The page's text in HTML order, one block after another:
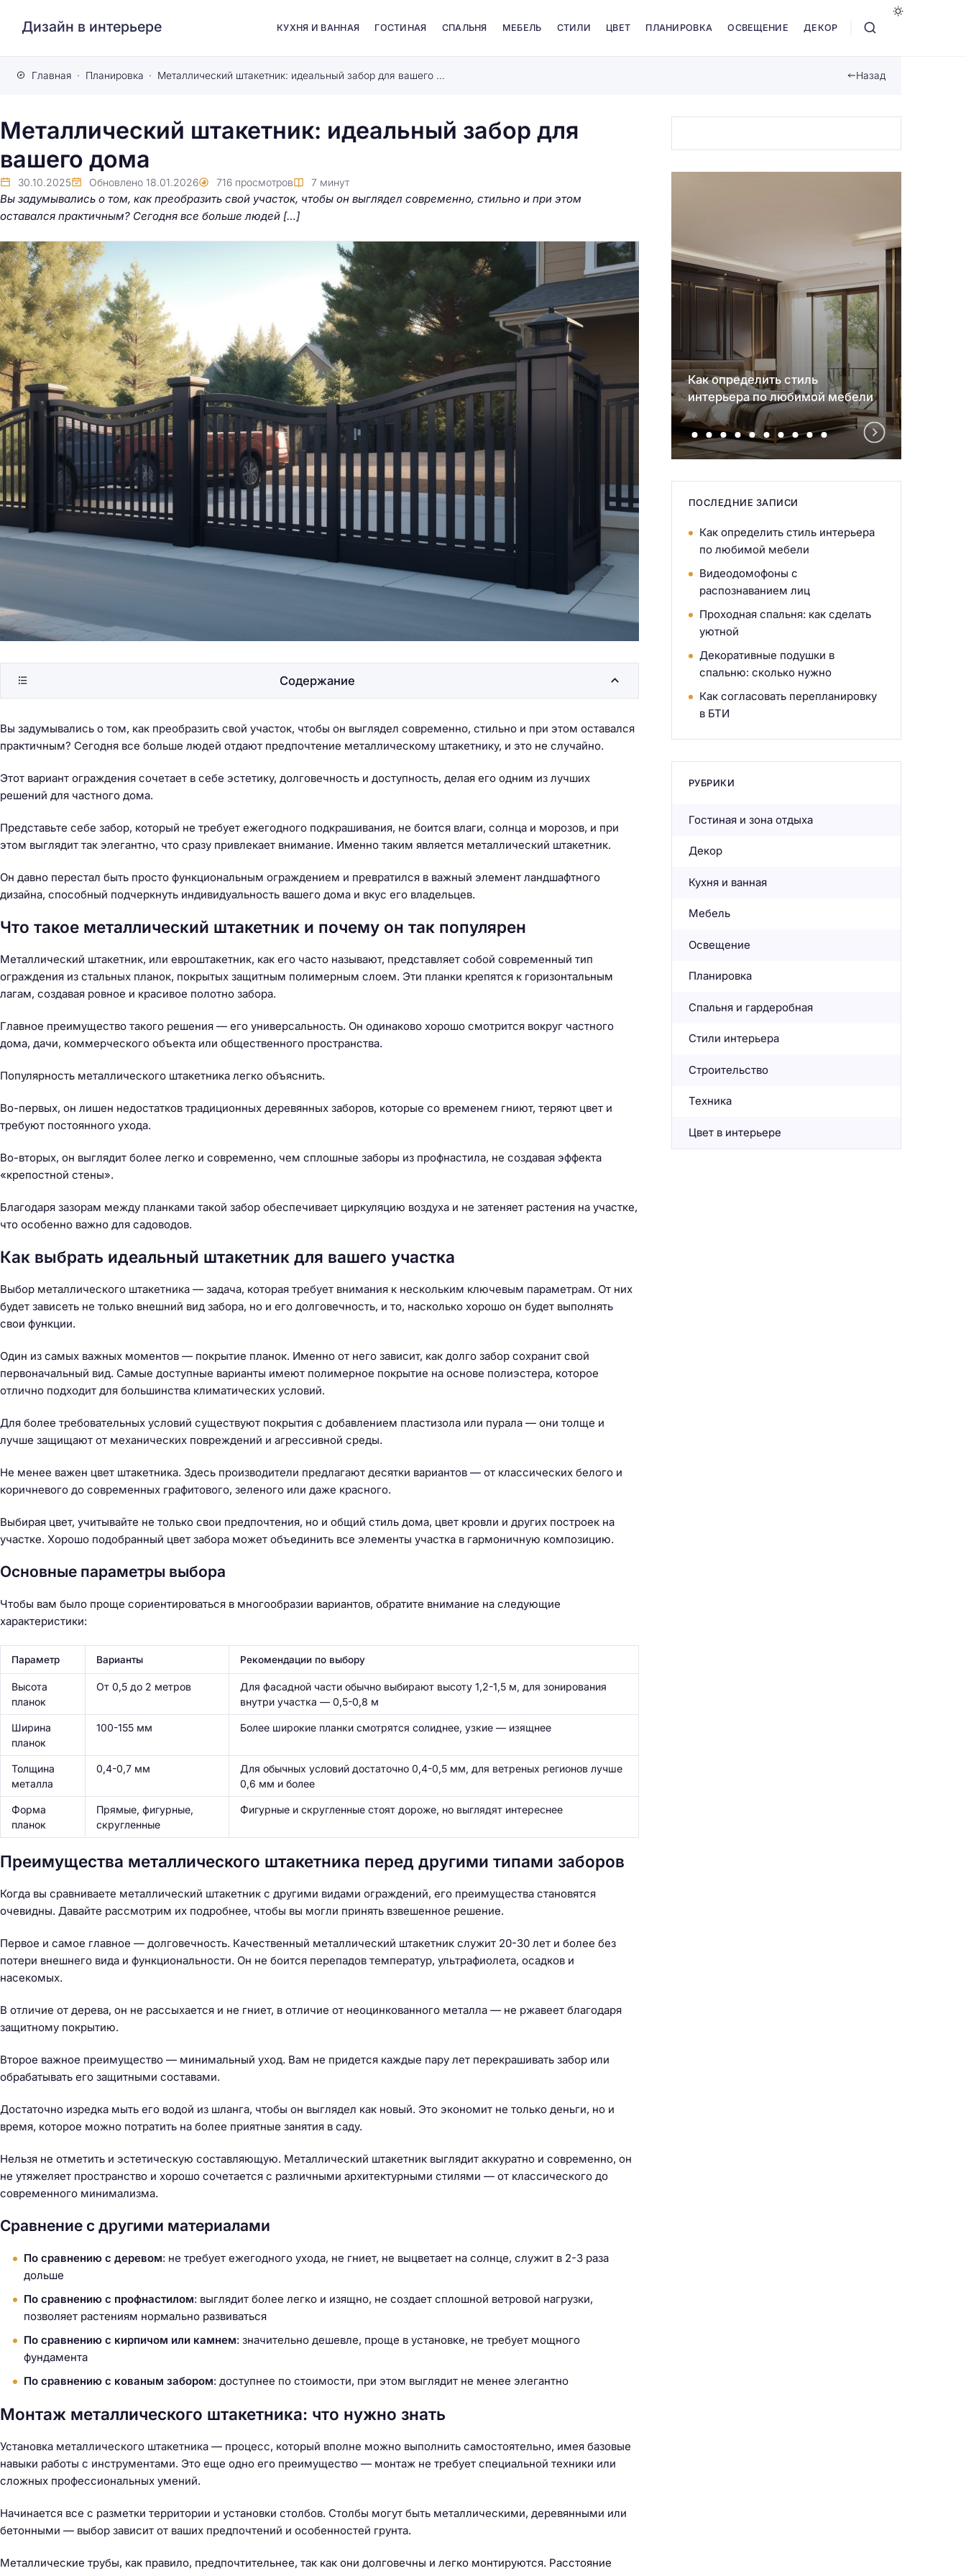
Дизайн в интерьере КУХНЯ И ВАННАЯ ГОСТИНАЯ СПАЛЬНЯ МЕБЕЛЬ СТИЛИ ЦВЕТ ПЛАНИРОВКА ОСВЕЩЕНИЕ ДЕКОР
Главная Планировка Металлический штакетник: идеальный забор для вашего дома Назад
Металлический штакетник: идеальный забор для
вашего дома
30.10.2025 Обновлено 18.01.2026 716 просмотров 7 минут
Вы задумывались о том, как преобразить свой участок, чтобы он выглядел современно, стильно и при этом
оставался практичным? Сегодня все больше людей […]
Вы задумывались о том, как преобразить свой участок, чтобы он выглядел современно, стильно и при этом оставался
практичным? Сегодня все больше людей отдают предпочтение металлическому штакетнику, и это не случайно.
Этот вариант ограждения сочетает в себе эстетику, долговечность и доступность, делая его одним из лучших
решений для частного дома.
Представьте себе забор, который не требует ежегодного подкрашивания, не боится влаги, солнца и морозов, и при
этом выглядит так элегантно, что сразу привлекает внимание. Именно таким является металлический штакетник.
Он давно перестал быть просто функциональным ограждением и превратился в важный элемент ландшафтного
дизайна, способный подчеркнуть индивидуальность вашего дома и вкус его владельцев.
Что такое металлический штакетник и почему он так популярен
Металлический штакетник, или евроштакетник, как его часто называют, представляет собой современный тип
ограждения из стальных планок, покрытых защитным полимерным слоем. Эти планки крепятся к горизонтальным
лагам, создавая ровное и красивое полотно забора.
Главное преимущество такого решения — его универсальность. Он одинаково хорошо смотрится вокруг частного
дома, дачи, коммерческого объекта или общественного пространства.
Популярность металлического штакетника легко объяснить.
Во-первых, он лишен недостатков традиционных деревянных заборов, которые со временем гниют, теряют цвет и
требуют постоянного ухода.
Во-вторых, он выглядит более легко и современно, чем сплошные заборы из профнастила, не создавая эффекта
«крепостной стены».
Благодаря зазорам между планками такой забор обеспечивает циркуляцию воздуха и не затеняет растения на участке,
что особенно важно для садоводов.
Как выбрать идеальный штакетник для вашего участка
Выбор металлического штакетника — задача, которая требует внимания к нескольким ключевым параметрам. От них
будет зависеть не только внешний вид забора, но и его долговечность, и то, насколько хорошо он будет выполнять
свои функции.
Один из самых важных моментов — покрытие планок. Именно от него зависит, как долго забор сохранит свой
первоначальный вид. Самые доступные варианты имеют полимерное покрытие на основе полиэстера, которое
отлично подходит для большинства климатических условий.
Для более требовательных условий существуют покрытия с добавлением пластизола или пурала — они толще и
лучше защищают от механических повреждений и агрессивной среды.
Не менее важен цвет штакетника. Здесь производители предлагают десятки вариантов — от классических белого и
коричневого до современных графитового, зеленого или даже красного.
Выбирая цвет, учитывайте не только свои предпочтения, но и общий стиль дома, цвет кровли и других построек на
участке. Хорошо подобранный цвет забора может объединить все элементы участка в гармоничную композицию.
Основные параметры выбора
Чтобы вам было проще сориентироваться в многообразии вариантов, обратите внимание на следующие
характеристики:
Параметр Варианты Рекомендации по выбору
Высота
планок
От 0,5 до 2 метров
Для фасадной части обычно выбирают высоту 1,2-1,5 м, для зонирования
внутри участка — 0,5-0,8 м
Ширина
планок
100-155 мм Более широкие планки смотрятся солиднее, узкие — изящнее
Толщина
металла
0,4-0,7 мм
Для обычных условий достаточно 0,4-0,5 мм, для ветреных регионов лучше
0,6 мм и более
Форма
планок
Прямые, фигурные,
скругленные
Фигурные и скругленные стоят дороже, но выглядят интереснее
Преимущества металлического штакетника перед другими типами заборов
Когда вы сравниваете металлический штакетник с другими видами ограждений, его преимущества становятся
очевидны. Давайте рассмотрим их подробнее, чтобы вы могли принять взвешенное решение.
Первое и самое главное — долговечность. Качественный металлический штакетник служит 20-30 лет и более без
потери внешнего вида и функциональности. Он не боится перепадов температур, ультрафиолета, осадков и
насекомых.
В отличие от дерева, он не рассыхается и не гниет, в отличие от неоцинкованного металла — не ржавеет благодаря
защитному покрытию.
Второе важное преимущество — минимальный уход. Вам не придется каждые пару лет перекрашивать забор или
обрабатывать его защитными составами.
Достаточно изредка мыть его водой из шланга, чтобы он выглядел как новый. Это экономит не только деньги, но и
время, которое можно потратить на более приятные занятия в саду.
Нельзя не отметить и эстетическую составляющую. Металлический штакетник выглядит аккуратно и современно, он
не утяжеляет пространство и хорошо сочетается с различными архитектурными стилями — от классического до
современного минимализма.
Сравнение с другими материалами
По сравнению с деревом: не требует ежегодного ухода, не гниет, не выцветает на солнце, служит в 2-3 раза
дольше
По сравнению с профнастилом: выглядит более легко и изящно, не создает сплошной ветровой нагрузки,
позволяет растениям нормально развиваться
По сравнению с кирпичом или камнем: значительно дешевле, проще в установке, не требует мощного
фундамента
По сравнению с кованым забором: доступнее по стоимости, при этом выглядит не менее элегантно
Монтаж металлического штакетника: что нужно знать
Установка металлического штакетника — процесс, который вполне можно выполнить самостоятельно, имея базовые
навыки работы с инструментами. Это еще одно его преимущество — монтаж не требует специальной техники или
сложных профессиональных умений.
Начинается все с разметки территории и установки столбов. Столбы могут быть металлическими, деревянными или
бетонными — выбор зависит от ваших предпочтений и особенностей грунта.
Металлические трубы, как правило, предпочтительнее, так как они долговечны и легко монтируются. Расстояние
Содержание
Гостиная: как выбрать цвет для
зоны отдыха
Зонирование маленькой
квартиры-студии без
капитальных перегородок
Как определить стиль
интерьера по любимой мебели
ПОСЛЕДНИЕ ЗАПИСИ
Как определить стиль интерьера
по любимой мебели
Видеодомофоны с
распознаванием лиц
Проходная спальня: как сделать
уютной
Декоративные подушки в
спальню: сколько нужно
Как согласовать перепланировку
в БТИ
РУБРИКИ
Гостиная и зона отдыха
Декор
Кухня и ванная
Мебель
Освещение
Планировка
Спальня и гардеробная
Стили интерьера
Строительство
Техника
Цвет в интерьере
и
: